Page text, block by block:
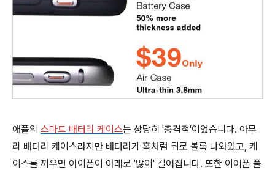
애플의 스마트 배터리 케이스는 상당히 '충격적'이었습니다. 아무
리 배터리 케이스라지만 배터리가 혹처럼 뒤로 볼록 나와있고, 케
이스를 끼우면 아이폰이 아래로 '많이' 길어집니다. 또한 이어폰 플